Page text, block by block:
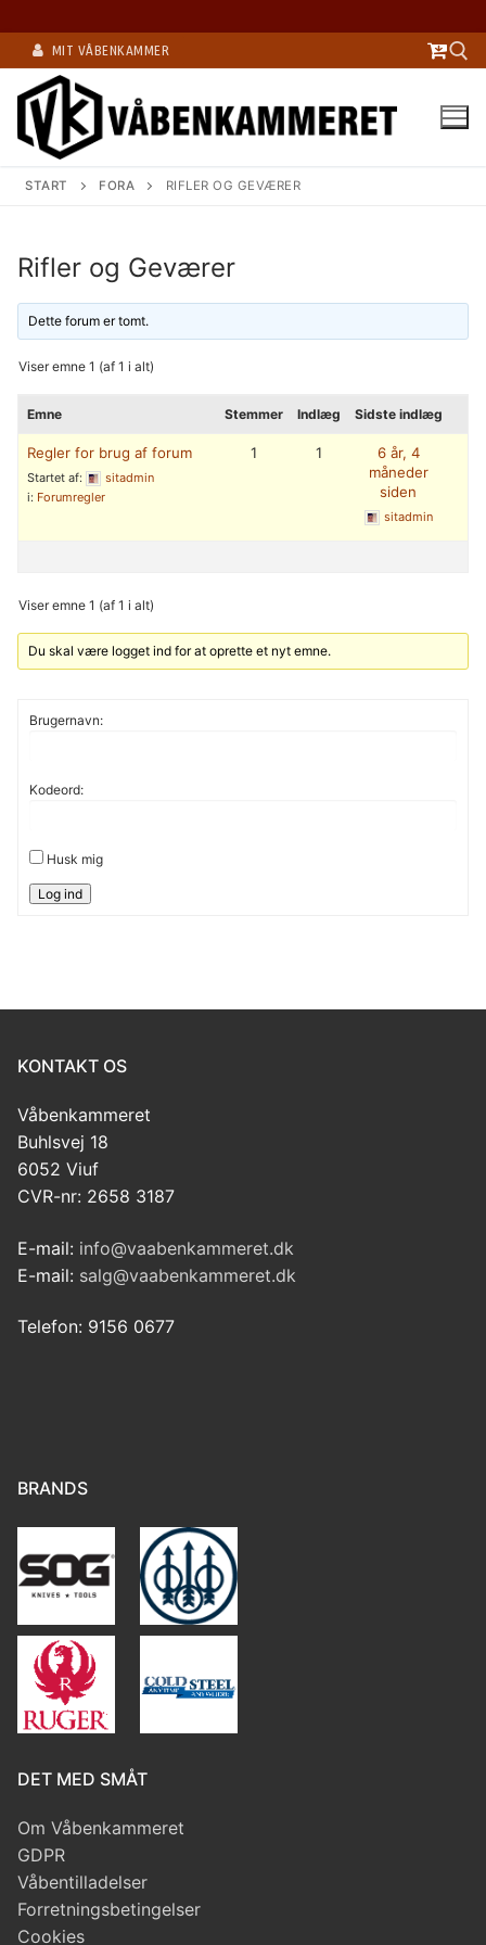
Spring
til
indhold
MIT VÅBENKAMMER
Søg efter:
START FORA RIFLER OG GEVÆRER
Rifler og Geværer
Dette forum er tomt.
Viser emne 1 (af 1 i alt)
Emne Stemmer Indlæg Sidste indlæg
Regler for brug af forum
Startet af:
sitadmin
i: Forumregler
1 1
6 år, 4
måneder
siden
sitadmin
Viser emne 1 (af 1 i alt)
Du skal være logget ind for at oprette et nyt emne.
Brugernavn:
Kodeord:
Husk mig
Log ind
KONTAKT OS
Våbenkammeret
Buhlsvej 18
6052 Viuf
CVR-nr: 2658 3187
E-mail: info@vaabenkammeret.dk
E-mail: salg@vaabenkammeret.dk
Telefon: 9156 0677
BRANDS
DET MED SMÅT
Om Våbenkammeret
GDPR
Våbentilladelser
Forretningsbetingelser
Cookies